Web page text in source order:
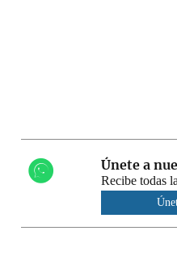
Únete a
Recibe todas